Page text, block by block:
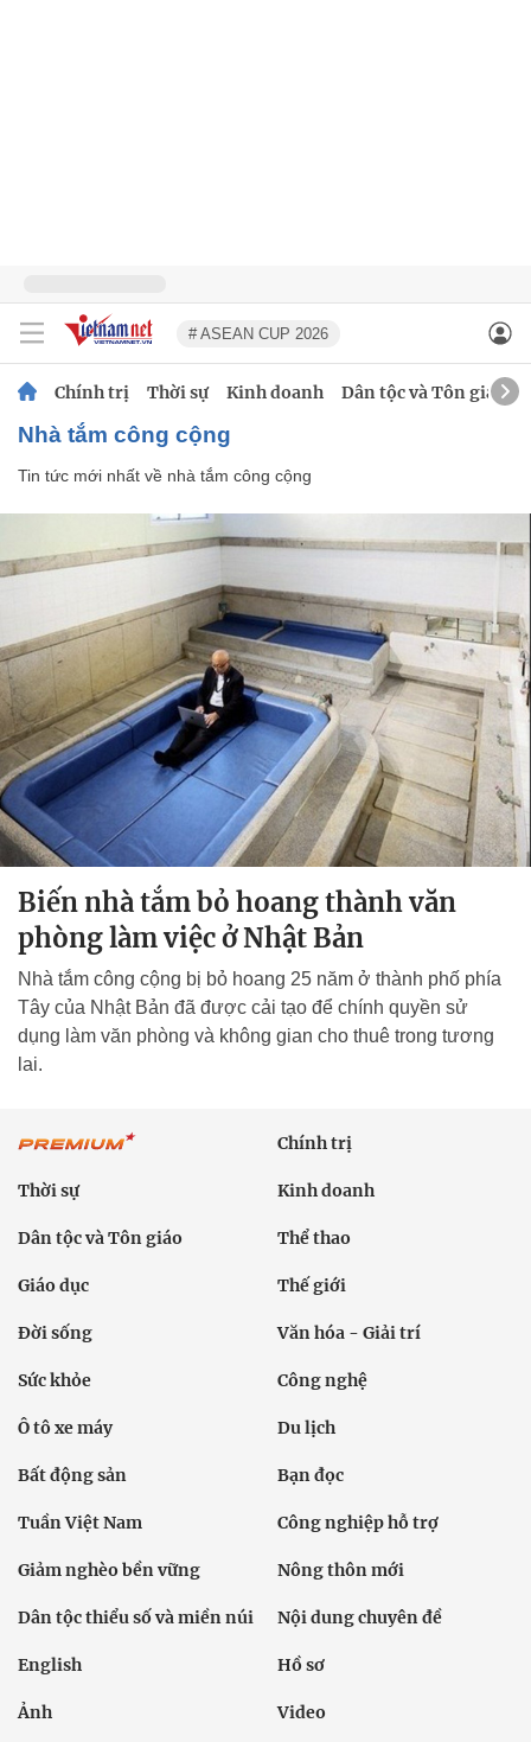
# ASEAN CUP 2026
Chính trị Thời sự Kinh doanh Dân tộc và Tôn giáo
nhà tắm công cộng
Tin tức mới nhất về nhà tắm công cộng
Biến nhà tắm bỏ hoang thành văn
phòng làm việc ở Nhật Bản
Nhà tắm công cộng bị bỏ hoang 25 năm ở thành phố phía
Tây của Nhật Bản đã được cải tạo để chính quyền sử
dụng làm văn phòng và không gian cho thuê trong tương
lai.
Chính trị
Thời sự Kinh doanh
Dân tộc và Tôn giáo Thể thao
Giáo dục Thế giới
Đời sống Văn hóa - Giải trí
Sức khỏe Công nghệ
Ô tô xe máy Du lịch
Bất động sản Bạn đọc
Tuần Việt Nam Công nghiệp hỗ trợ
Giảm nghèo bền vững Nông thôn mới
Dân tộc thiểu số và miền núi Nội dung chuyên đề
English Hồ sơ
Ảnh Video